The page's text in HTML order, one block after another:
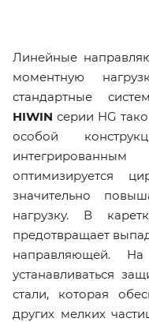
Линейные
моментную
стандартные
HIWIN серии HG
особой
оптимизируется
значительно
нагрузку. В
предотвращает
направляющей.
устанавливаться
стали, которая
других мелких